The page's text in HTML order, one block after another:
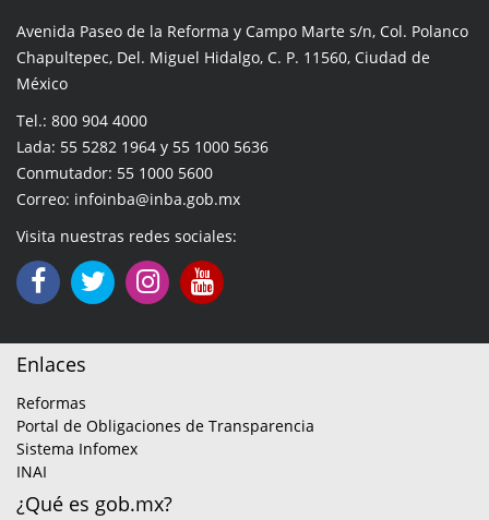
Avenida Paseo de la Reforma y Campo Marte s/n, Col. Polanco
Chapultepec, Del. Miguel Hidalgo, C. P. 11560, Ciudad de
México
Tel.: 800 904 4000
Lada: 55 5282 1964 y 55 1000 5636
Conmutador: 55 1000 5600
Correo: infoinba@inba.gob.mx
Visita nuestras redes sociales:
Enlaces
Reformas
Portal de Obligaciones de Transparencia
Sistema Infomex
INAI
¿Qué es gob.mx?